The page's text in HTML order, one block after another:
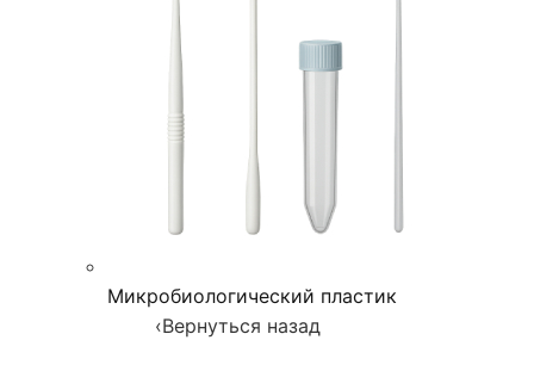
Микробиологический пластик
‹Вернуться назад